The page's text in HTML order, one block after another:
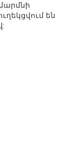
են